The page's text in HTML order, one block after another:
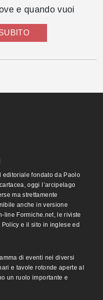
e quando vuoi
editoriale fondato da Paolo
oggi l’arcipelago
ma strettamente
anche in versione
line Formiche.net, le riviste
e il sito in inglese ed
di eventi nei diversi
e tavole rotonde aperte al
un ruolo importante e